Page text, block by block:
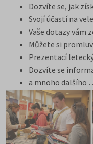
Dozvíte se, jak
Svojí účastí na
Vaše dotazy vám
Můžete si
Prezentací
Dozvíte se
a mnoho dalšího